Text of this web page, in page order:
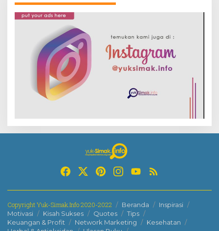
Copyright Yuk-Simak.Info 2020-2022 Beranda
Inspirasi
Motivasi
Kisah Sukses Quotes
Tips
Keuangan & Profit
Network Marketing
Kesehatan